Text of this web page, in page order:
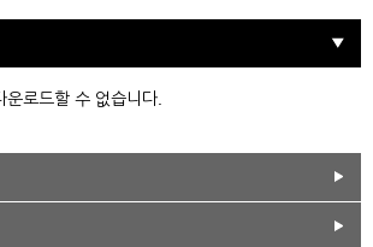
로드할 수 없습니다.